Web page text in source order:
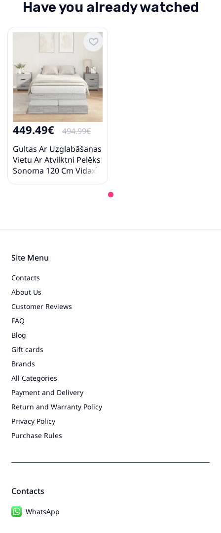
Have you already watched
449.49€
494.99€
Gultas Ar Uzglabāšanas
Vietu Ar Atvilktni Pelēks
Sonoma 120 Cm Vidaxl
Contacts
WhatsApp
Site Menu
Contacts
About Us
Customer Reviews
FAQ
Blog
Gift cards
Brands
All Categories
Payment and Delivery
Return and Warranty Policy
Privacy Policy
Purchase Rules